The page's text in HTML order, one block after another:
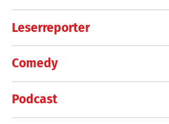
Leserreporter
Comedy
Podcast